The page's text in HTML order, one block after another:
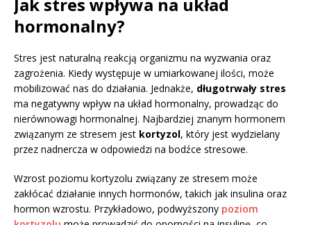
hormonalny?
Stres jest naturalną reakcją organizmu na wyzwania oraz
zagrożenia. Kiedy występuje w umiarkowanej ilości, może
mobilizować nas do działania. Jednakże, długotrwały stres
ma negatywny wpływ na układ hormonalny, prowadząc do
nierównowagi hormonalnej. Najbardziej znanym hormonem
związanym ze stresem jest kortyzol, który jest wydzielany
przez nadnercza w odpowiedzi na bodźce stresowe.
Wzrost poziomu kortyzolu związany ze stresem może
zakłócać działanie innych hormonów, takich jak insulina oraz
hormon wzrostu. Przykładowo, podwyższony poziom